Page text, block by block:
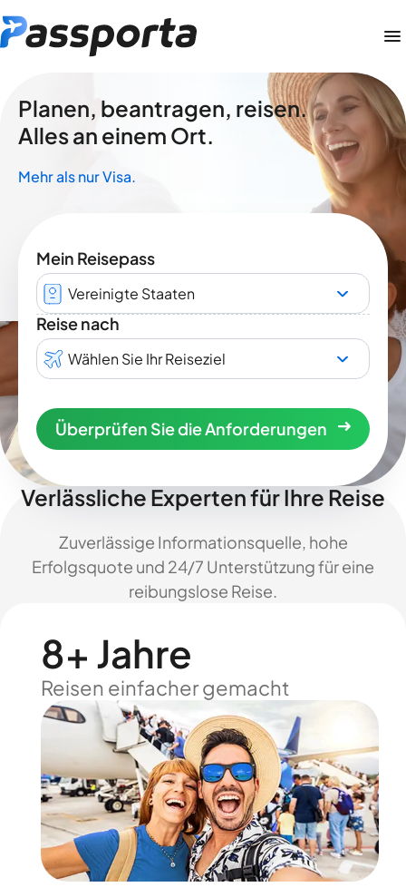
Planen, beantragen, reisen.
Alles an einem Ort.
Mehr als nur Visa.
Mein Reisepass
Vereinigte Staaten
Reise nach
Wählen Sie Ihr Reiseziel
Überprüfen Sie die Anforderungen
Verlässliche Experten für Ihre Reise
Zuverlässige Informationsquelle, hohe
Erfolgsquote und 24/7 Unterstützung für eine
reibungslose Reise.
8+ Jahre
Reisen einfacher gemacht